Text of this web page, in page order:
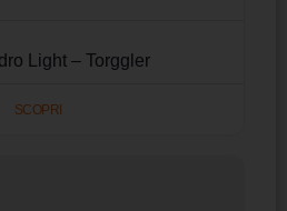
Light – Torggler
SCOPRI